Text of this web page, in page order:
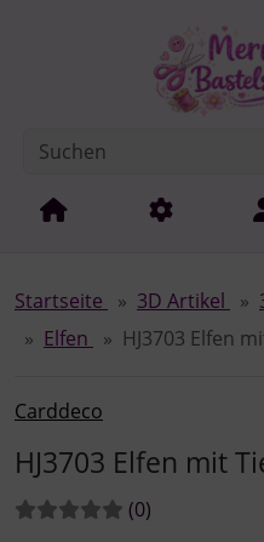
Springe zur Navigation
Startseite 3D Artikel
Elfen
HJ3703 Elfen
Carddeco
HJ3703 Elfen mit
Bewertungen:
(0Bewertungen
)